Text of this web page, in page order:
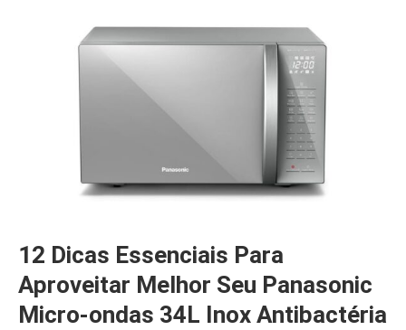
12 Dicas Essenciais Para
Aproveitar Melhor Seu Panasonic
Micro-ondas 34L Inox Antibactéria